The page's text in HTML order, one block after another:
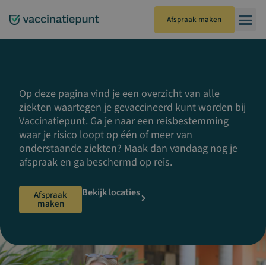
naar
Afspraak maken
Op deze pagina vind je een overzicht van alle
ziekten waartegen je gevaccineerd kunt worden bij
Vaccinatiepunt. Ga je naar een reisbestemming
waar je risico loopt op één of meer van
onderstaande ziekten? Maak dan vandaag nog je
afspraak en ga beschermd op reis.
Afspraak
maken
Bekijk locaties